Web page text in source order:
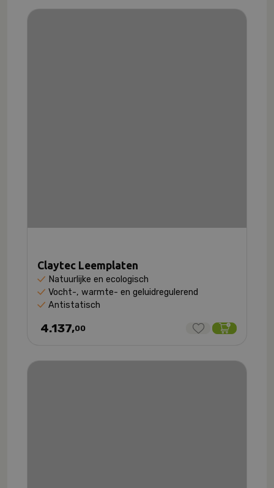
Claytec Leemplaten
Natuurlijke en ecologisch
Vocht-, warmte- en geluidregulerend
Antistatisch
4.137,00